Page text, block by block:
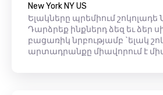
New York NY US
Ելակները պրեմիում շոկոլադե
Դարձրեք ինքներդ ձեզ եւ ձեր
բացառիկ նրբությամբ `ելակ
արտադրանքը միավորում է